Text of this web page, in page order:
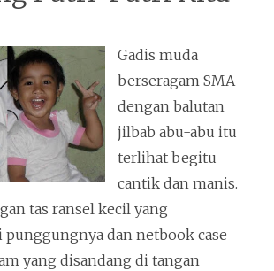
Gadis muda
berseragam SMA
dengan balutan
jilbab abu-abu itu
terlihat begitu
cantik dan manis.
tas ransel kecil yang
dan netbook case
yang disandang di tangan